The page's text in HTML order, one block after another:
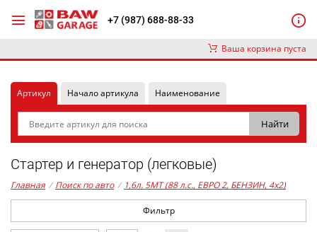
+7 (987) 688-88-33
Ваша корзина пуста
Артикул Начало артикула Наименование
Стартер и генератор (легковые)
Главная / Поиск по авто / 1,6л. 5MT (88 л.с., ЕВРО 2, БЕНЗИН, 4x2)
Фильтр